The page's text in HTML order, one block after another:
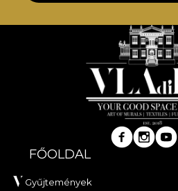
FŐOLDAL
Gyűjtemények